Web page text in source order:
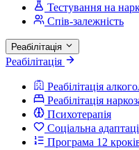
Тестування на
Спів-залежність
Реабілітація
Реабілітація
Реабілітація
Реабілітація
Психотерапія
Соціальна
Програма 12